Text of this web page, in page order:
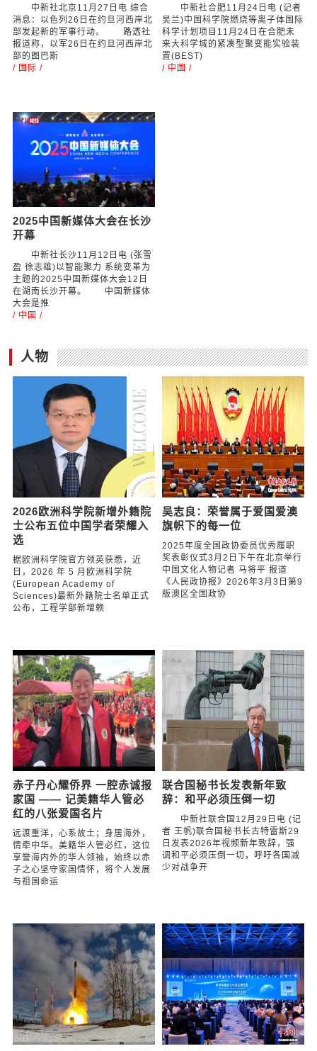
中新社北京11月27日电 综合
消息：以色列26日在约旦河西岸北
部发起新的军事行动。 路透社
报道称，以军26日在约旦河西岸北
部的图巴斯
/ 国际 /
中新社合肥11月24日电 (记者
吴兰)中国科学院燃烧等离子体国际
科学计划项目11月24日在合肥未
来大科学城的紧凑型聚变能实验装
置(BEST)
/ 中国 /
2025中国新媒体大会在长沙
开幕
中新社长沙11月12日电 (张雪
盈 徐志雄)以智能聚力 系统变革为
主题的2025中国新媒体大会12日
在湖南长沙开幕。 中国新媒体
大会是推
/ 中国 /
人物
2026欧洲科学院新增外籍院
士公布五位中国学者荣耀入
选
据欧洲科学院官方领英获悉，近
日，2026 年 5 月欧洲科学院
(European Academy of
Sciences)最新外籍院士名单正式
公布，工程学部新增赖
吴志良：荣誉属于爱国爱澳
旗帜下的每一位
2025年度全国政协委员优秀履职
奖表彰仪式3月2日下午在北京举行
中国文化人物记者 马将平 报道
《人民政协报》2026年3月3日第9
版澳区全国政协
赤子丹心耀侨界 一腔赤诚报
家国 —— 记美籍华人管必
红的八张爱国名片
远渡重洋，心系故土；身居海外，
情牵中华。美籍华人管必红，这位
享誉海内外的华人领袖，始终以赤
子之心坚守家国情怀，将个人发展
与祖国命运
联合国秘书长发表新年致
辞：和平必须压倒一切
中新社联合国12月29日电 (记
者 王帆)联合国秘书长古特雷斯29
日发表2026年视频新年致辞，强
调和平必须压倒一切，呼吁各国减
少对战争开